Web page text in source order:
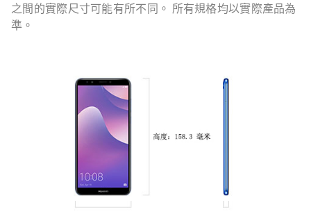
之間的實際尺寸可能有所不同。 所有規格均以實際產品為
準。